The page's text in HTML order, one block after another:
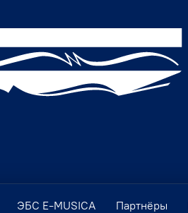
ЭБС E-MUSICA Партнёры